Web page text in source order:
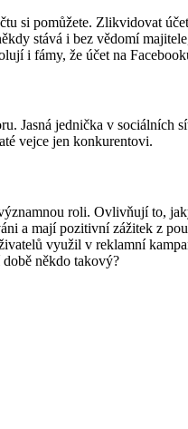
si pomůžete. Zlikvidovat
stává i bez vědomí
i fámy, že účet na
Jasná jednička v sociálních
vejce jen konkurentovi.
roli. Ovlivňují to,
a mají pozitivní zážitek z
využil v reklamní
někdo takový?